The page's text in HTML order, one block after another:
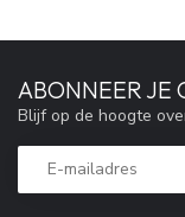
ABONNEER JE
Blijf op de hoogte